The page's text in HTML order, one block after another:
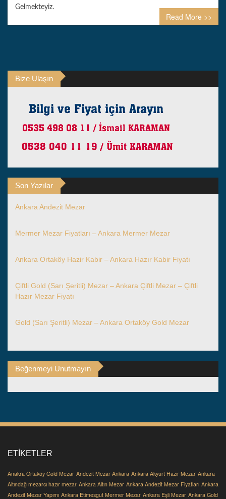
Gelmekteyiz.
Read More >>
Bize Ulaşın
Son Yazılar
Ankara Andezit Mezar
Mermer Mezar Fiyatları – Ankara Mermer Mezar
Ankara Ortaköy Hazir Kabir – Ankara Hazır Kabir Fiyatı
Çiftli Gold (Sarı Şeritli) Mezar – Ankara Çiftli Mezar – Çiftli
Hazır Mezar Fiyatı
Gold (Sarı Şeritli) Mezar – Ankara Ortaköy Gold Mezar
Beğenmeyi Unutmayın
ETIKETLER
Anakra Ortaköy Gold Mezar Andezit Mezar Ankara Ankara Akyurt Hazır Mezar Ankara
Altındağ mezarcı hazır mezar Ankara Altın Mezar Ankara Andezit Mezar Fiyatları Ankara
Andezit Mezar Yapımı Ankara Etimesgut Mermer Mezar Ankara Eşli Mezar Ankara Gold